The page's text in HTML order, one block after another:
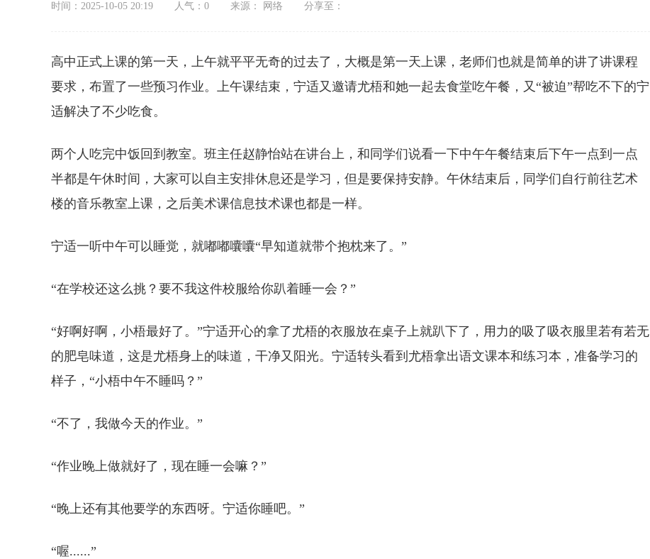
时间：2025-10-05 20:19 人气： 0 来源： 网络 分享至：
高中正式上课的第一天，上午就平平无奇的过去了，大概是第一天上课，老师们也就是简单的讲了讲课程
要求，布置了一些预习作业。上午课结束，宁适又邀请尤梧和她一起去食堂吃午餐，又“被迫”帮吃不下的宁
适解决了不少吃食。
两个人吃完中饭回到教室。班主任赵静怡站在讲台上，和同学们说看一下中午午餐结束后下午一点到一点
半都是午休时间，大家可以自主安排休息还是学习，但是要保持安静。午休结束后，同学们自行前往艺术
楼的音乐教室上课，之后美术课信息技术课也都是一样。
宁适一听中午可以睡觉，就嘟嘟囔囔“早知道就带个抱枕来了。”
“在学校还这么挑？要不我这件校服给你趴着睡一会？”
“好啊好啊，小梧最好了。”宁适开心的拿了尤梧的衣服放在桌子上就趴下了，用力的吸了吸衣服里若有若无
的肥皂味道，这是尤梧身上的味道，干净又阳光。宁适转头看到尤梧拿出语文课本和练习本，准备学习的
样子，“小梧中午不睡吗？”
“不了，我做今天的作业。”
“作业晚上做就好了，现在睡一会嘛？”
“晚上还有其他要学的东西呀。宁适你睡吧。”
“喔......”